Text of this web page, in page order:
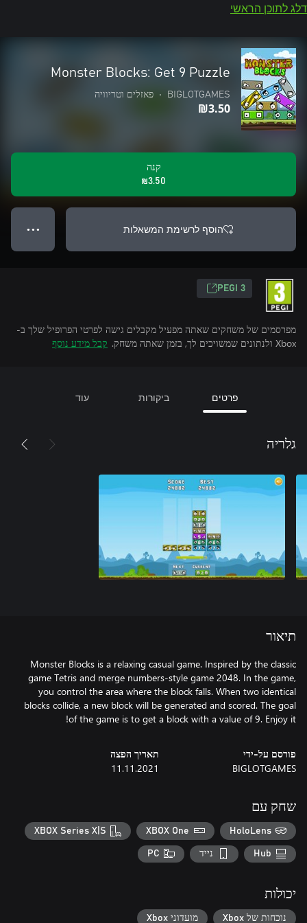
דלג לתוכן הראשי
Monster Blocks: Get 9 Puzzle
BIGLOTGAMES
• פאזלים וטריוויה
‪₪‎3.50‬
קנה
‪₪‎3.50‬
הוסף לרשימת המשאלות ● ● ●
PEGI 3
מפרסמים של משחקים שאתה מפעיל מקבלים גישה לפרטי הפרופיל שלך ב-
Xbox ולנתונים שמשויכים לך, בזמן שאתה משחק.
קבל מידע נוסף
פרטים ביקורות עוד
גלריה
תיאור
Monster Blocks is a relaxing casual game. Inspired by the classic
game Tetris and merge numbers-style game 2048. In the game,
you control the area where the block falls. When two identical
blocks collide, a new block will be generated and scored. The goal
of the game is to get a block with a value of 9. Enjoy it!
פורסם על-ידי
BIGLOTGAMES
תאריך הפצה
11.11.2021
שחק עם
HoloLens
XBOX One
XBOX Series X|S
Hub נייד PC
יכולות
נוכחות של Xbox מועדוני Xbox